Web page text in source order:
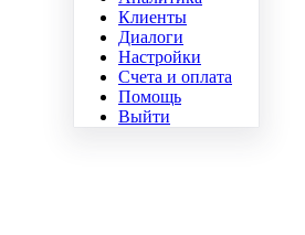
Клиенты
Диалоги
Настройки
Счета и оплата
Помощь
Выйти